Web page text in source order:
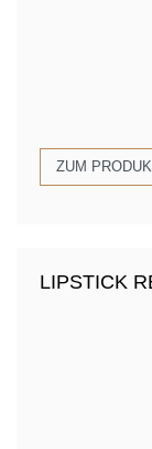
ZUM PRODUKT
LIPSTICK